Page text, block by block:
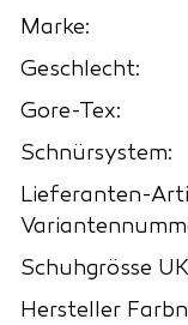
Marke:
Geschlecht:
Gore-Tex:
Schnürsystem:
Lieferanten-
Schuhgrösse
Hersteller